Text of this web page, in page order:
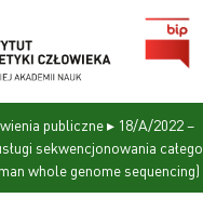
publiczne▸ 18/A/2022 –
sekwencjonowania całego
whole genome sequencing)